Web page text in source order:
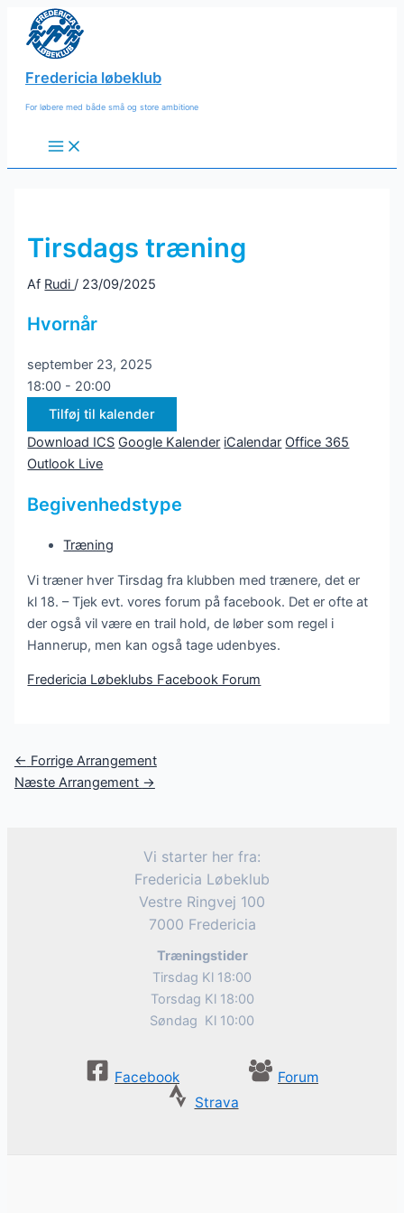
indholdet
Fredericia løbeklub
For løbere med både små og store ambitione
Main
Menu
Tirsdags træning
Af Rudi/ 23/09/2025
Hvornår
september 23, 2025
18:00 - 20:00
Tilføj til kalender
Download ICS Google Kalender iCalendar Office 365
Outlook Live
Begivenhedstype
Træning
Vi træner hver Tirsdag fra klubben med trænere, det er
kl 18. – Tjek evt. vores forum på facebook. Det er ofte at
der også vil være en trail hold, de løber som regel i
Hannerup, men kan også tage udenbyes.
Fredericia Løbeklubs Facebook Forum
Post
navigation
← Forrige Arrangement
Næste Arrangement →
Vi starter her fra:
Fredericia Løbeklub
Vestre Ringvej 100
7000 Fredericia
Træningstider
Tirsdag Kl 18:00
Torsdag Kl 18:00
Søndag Kl 10:00
Facebook
Forum
Strava